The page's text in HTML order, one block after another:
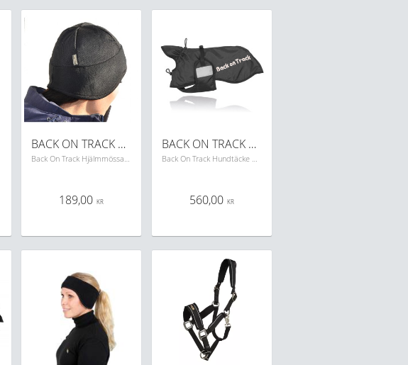
BACK ON TRACK HJÄLM MÖSSA
Back On Track Hjälmmössa i nät fleece passar bra för ridning, skidåkning , motorsport och byggnadsarbetare det är bara fantasin som stoppar dig, Welltex matrialet gör den varm och skön kalla vinterdagar.
189,00 KR
BACK ON TRACK HUNDTÄCKE
Back On Track Hundtäcke passar på att ge din bästa vän det skönaste värmande Back On Track hundtäcket
560,00 KR